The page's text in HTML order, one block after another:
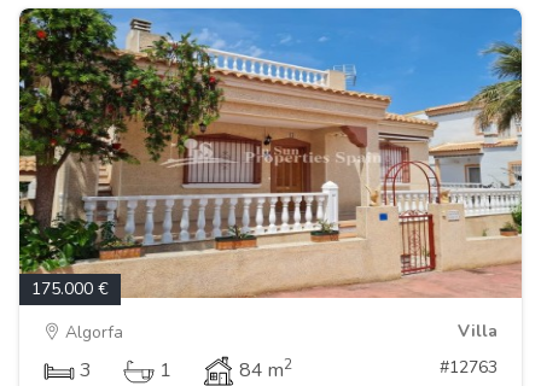
175.000 €
Algorfa
Villa
3 1 84 m2 #12763